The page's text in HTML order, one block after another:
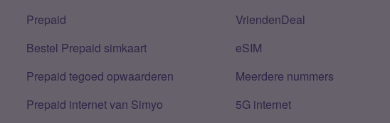
Prepaid
Bestel Prepaid simkaart
Prepaid tegoed opwaarderen
Prepaid internet van Simyo
VriendenDeal
eSIM
Meerdere nummers
5G internet